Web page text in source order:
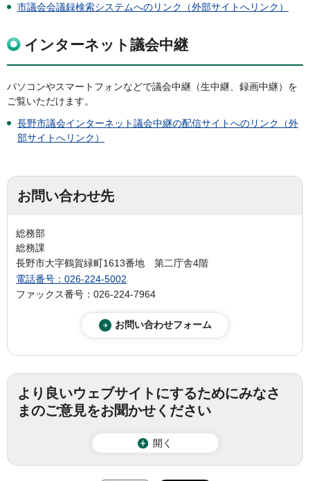
市議会会議録検索システムへのリンク（外部サイトへリンク）
インターネット議会中継
パソコンやスマートフォンなどで議会中継（生中継、録画中継）を
ご覧いただけます。
長野市議会インターネット議会中継の配信サイトへのリンク（外
部サイトへリンク）
お問い合わせ先
総務部
総務課
長野市大字鶴賀緑町1613番地 第二庁舎4階
電話番号：026-224-5002
ファックス番号：026-224-7964
より良いウェブサイトにするためにみなさ
まのご意見をお聞かせください
開く